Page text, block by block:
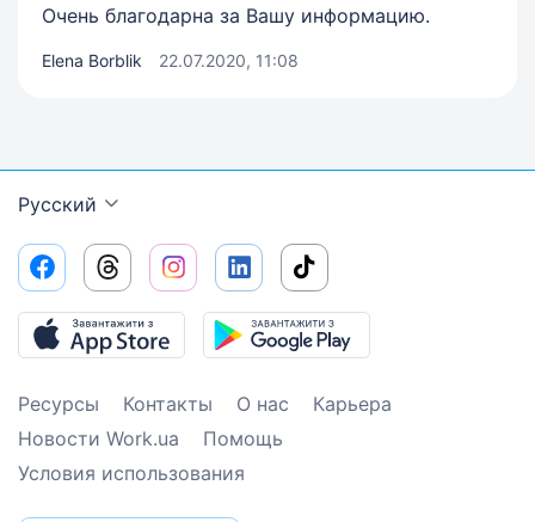
Очень благодарна за Вашу информацию.
Elena Borblik 22.07.2020, 11:08
Русский
Ресурсы Контакты О нас
Карьера
Новости Work.ua
Помощь
Условия использования